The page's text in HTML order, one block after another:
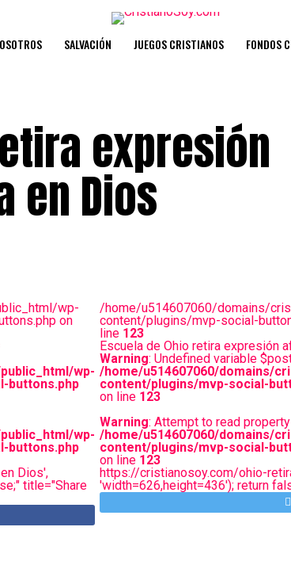
SALVACIÓN JUEGOS CRISTIANOS FONDOS
expresión
en Dios
wp-
on
wp-
buttons.php
wp-
buttons.php
Dios',
title="Share
/home/u514607060/domains/
content/plugins/mvp-social-
line 123
Escuela de Ohio retira expresión
Warning: Undefined variable
/home/u514607060/domains/
content/plugins/mvp-social-
on line 123
Warning: Attempt to read
/home/u514607060/domains/
content/plugins/mvp-social-
on line 123
https://cristianosoy.com/ohio-
'width=626,height=436'); return